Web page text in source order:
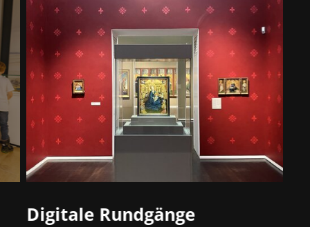
Digitale Rundgänge